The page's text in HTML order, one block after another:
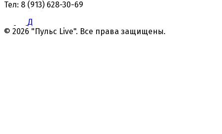
Тел: 8 (913) 628-30-69
Д
© 2026 "Пульс Live". Все права защищены.